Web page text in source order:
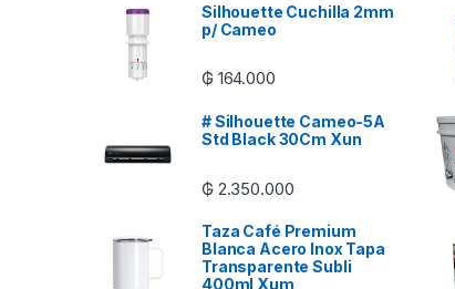
Silhouette Cuchilla 2mm
p/ Cameo
₲ 164.000
# Silhouette Cameo-5A
Std Black 30Cm Xun
₲ 2.350.000
Taza Café Premium
Blanca Acero Inox Tapa
Transparente Subli
400ml Xum